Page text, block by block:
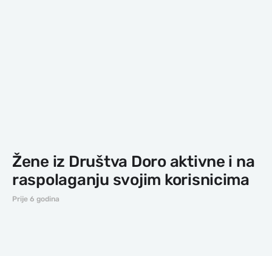
Žene iz Društva Doro aktivne i na
raspolaganju svojim korisnicima
Prije 6 godina